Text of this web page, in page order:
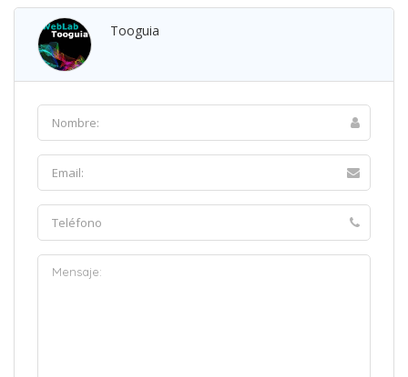
Tooguia